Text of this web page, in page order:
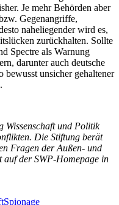
Je mehr Behörden aber
Gegenangriffe,
naheliegender wird es,
zurückhalten. Sollte
Spectre als Warnung
darunter auch deutsche
unsicher gehaltener
Wissenschaft und Politik
Die Stiftung berät
Fragen der Außen- und
der SWP-Homepage in
Spionage